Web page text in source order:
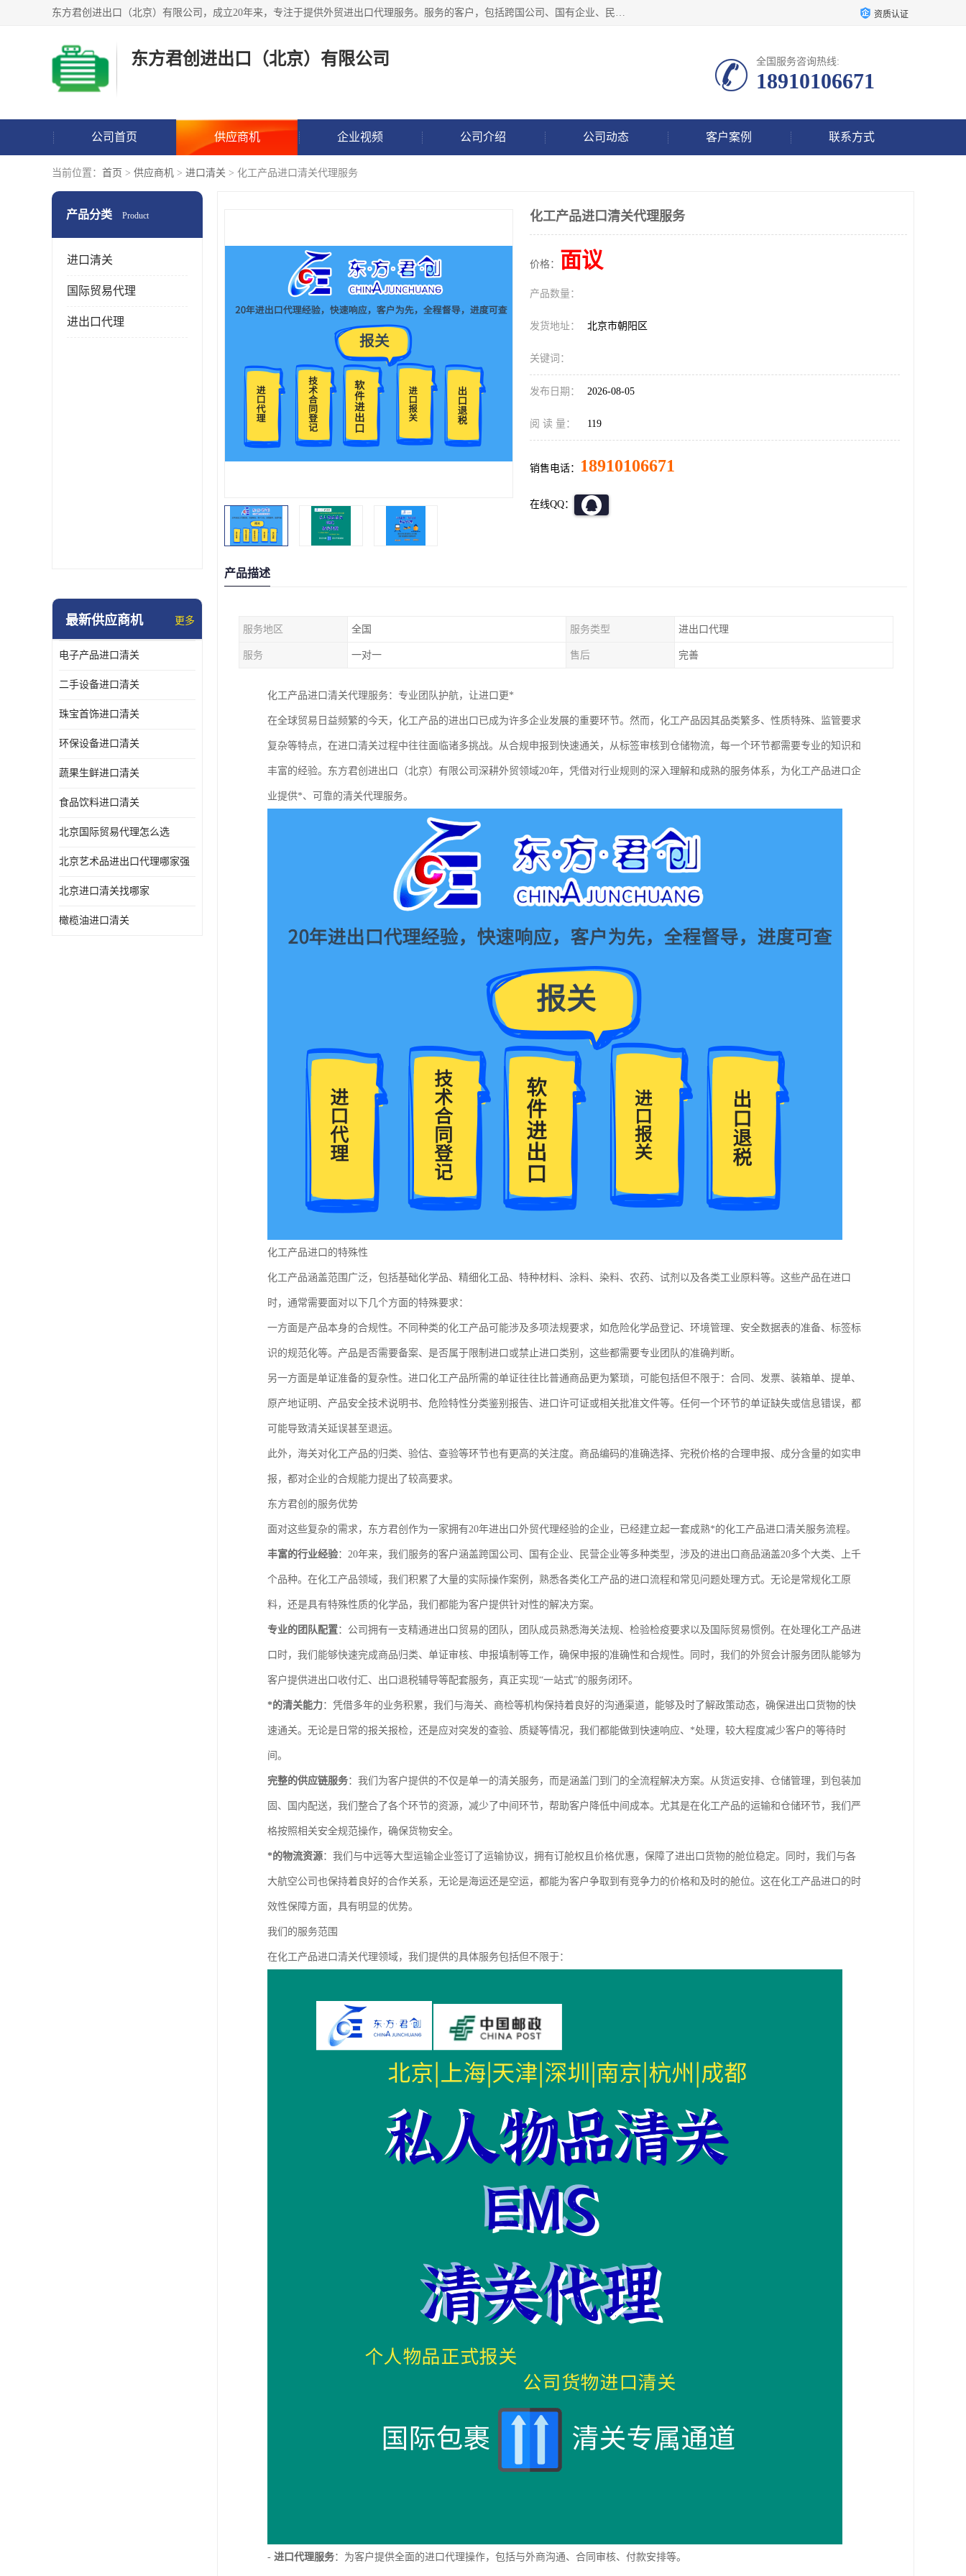
东方君创进出口（北京）有限公司，成立20年来，专注于提供外贸进出口代理服务。服务的客户，包括跨国公司、国有企业、民营企业等。作为的综合性外贸企业，公司拥有一支精通进出口贸易的团队，从事各类商品和技术的进口清关代理报关。进出口商品涉及20多个大类、上千个品种，贸易客户遍布世界各个国家和地区。 资质认证
东方君创进出口（北京）有限公司 全国服务咨询热线:
18910106671
公司首页 供应商机 企业视频 公司介绍 公司动态 客户案例 联系方式
当前位置： 首页 > 供应商机 > 进口清关 > 化工产品进口清关代理服务
产品分类 Product
进口清关
国际贸易代理
进出口代理
最新供应商机 更多
电子产品进口清关
二手设备进口清关
珠宝首饰进口清关
环保设备进口清关
蔬果生鲜进口清关
食品饮料进口清关
北京国际贸易代理怎么选
北京艺术品进出口代理哪家强
北京进口清关找哪家
橄榄油进口清关
化工产品进口清关代理服务
价格： 面议
产品数量：
发货地址： 北京市朝阳区
关键词：
发布日期： 2026-08-05
阅 读 量： 119
销售电话： 18910106671
在线QQ：
产品描述
服务地区 全国 服务类型 进出口代理
服务 一对一 售后 完善
化工产品进口清关代理服务：专业团队护航，让进口更*
在全球贸易日益频繁的今天，化工产品的进出口已成为许多企业发展的重要环节。然而，化工产品因其品类繁多、性质特殊、监管要求
复杂等特点，在进口清关过程中往往面临诸多挑战。从合规申报到快速通关，从标签审核到仓储物流，每一个环节都需要专业的知识和
丰富的经验。东方君创进出口（北京）有限公司深耕外贸领域20年，凭借对行业规则的深入理解和成熟的服务体系，为化工产品进口企
业提供*、可靠的清关代理服务。
化工产品进口的特殊性
化工产品涵盖范围广泛，包括基础化学品、精细化工品、特种材料、涂料、染料、农药、试剂以及各类工业原料等。这些产品在进口
时，通常需要面对以下几个方面的特殊要求：
一方面是产品本身的合规性。不同种类的化工产品可能涉及多项法规要求，如危险化学品登记、环境管理、安全数据表的准备、标签标
识的规范化等。产品是否需要备案、是否属于限制进口或禁止进口类别，这些都需要专业团队的准确判断。
另一方面是单证准备的复杂性。进口化工产品所需的单证往往比普通商品更为繁琐，可能包括但不限于：合同、发票、装箱单、提单、
原产地证明、产品安全技术说明书、危险特性分类鉴别报告、进口许可证或相关批准文件等。任何一个环节的单证缺失或信息错误，都
可能导致清关延误甚至退运。
此外，海关对化工产品的归类、验估、查验等环节也有更高的关注度。商品编码的准确选择、完税价格的合理申报、成分含量的如实申
报，都对企业的合规能力提出了较高要求。
东方君创的服务优势
面对这些复杂的需求，东方君创作为一家拥有20年进出口外贸代理经验的企业，已经建立起一套成熟*的化工产品进口清关服务流程。
丰富的行业经验：20年来，我们服务的客户涵盖跨国公司、国有企业、民营企业等多种类型，涉及的进出口商品涵盖20多个大类、上千
个品种。在化工产品领域，我们积累了大量的实际操作案例，熟悉各类化工产品的进口流程和常见问题处理方式。无论是常规化工原
料，还是具有特殊性质的化学品，我们都能为客户提供针对性的解决方案。
专业的团队配置：公司拥有一支精通进出口贸易的团队，团队成员熟悉海关法规、检验检疫要求以及国际贸易惯例。在处理化工产品进
口时，我们能够快速完成商品归类、单证审核、申报填制等工作，确保申报的准确性和合规性。同时，我们的外贸会计服务团队能够为
客户提供进出口收付汇、出口退税辅导等配套服务，真正实现“一站式”的服务闭环。
*的清关能力：凭借多年的业务积累，我们与海关、商检等机构保持着良好的沟通渠道，能够及时了解政策动态，确保进出口货物的快
速通关。无论是日常的报关报检，还是应对突发的查验、质疑等情况，我们都能做到快速响应、*处理，较大程度减少客户的等待时
间。
完整的供应链服务：我们为客户提供的不仅是单一的清关服务，而是涵盖门到门的全流程解决方案。从货运安排、仓储管理，到包装加
固、国内配送，我们整合了各个环节的资源，减少了中间环节，帮助客户降低中间成本。尤其是在化工产品的运输和仓储环节，我们严
格按照相关安全规范操作，确保货物安全。
*的物流资源：我们与中远等大型运输企业签订了运输协议，拥有订舱权且价格优惠，保障了进出口货物的舱位稳定。同时，我们与各
大航空公司也保持着良好的合作关系，无论是海运还是空运，都能为客户争取到有竞争力的价格和及时的舱位。这在化工产品进口的时
效性保障方面，具有明显的优势。
我们的服务范围
在化工产品进口清关代理领域，我们提供的具体服务包括但不限于：
- 进口代理服务：为客户提供全面的进口代理操作，包括与外商沟通、合同审核、付款安排等。